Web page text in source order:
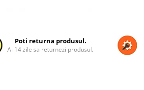
Poti returna produsul.
Ai 14 zile sa returnezi produsul.